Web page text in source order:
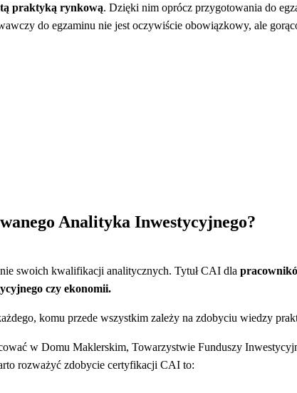
praktyką rynkową. Dzięki nim oprócz przygotowania do
do egzaminu nie jest oczywiście obowiązkowy, ale
Analityka Inwestycyjnego?
swoich kwalifikacji analitycznych. Tytuł CAI dla
czy ekonomii.
komu przede wszystkim zależy na zdobyciu wiedzy
w Domu Maklerskim, Towarzystwie Funduszy
rozważyć zdobycie certyfikacji CAI to: